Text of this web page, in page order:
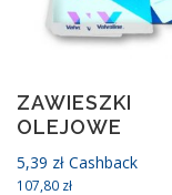
ZAWIESZKI
OLEJOWE
5,39 zł Cashback
107,80 zł